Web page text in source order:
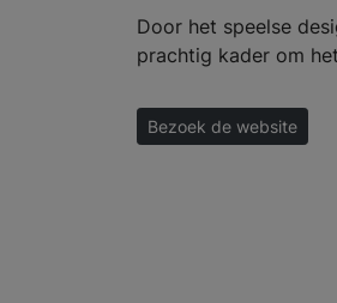
Door het speelse
prachtig kader om
Bezoek de website